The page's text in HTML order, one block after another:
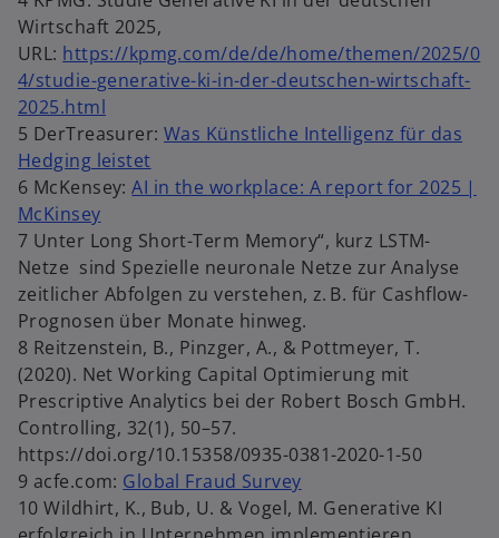
Wirtschaft 2025,
URL: https://kpmg.com/de/de/home/themen/2025/0
4/studie-generative-ki-in-der-deutschen-wirtschaft-
2025.html
5 DerTreasurer:Was Künstliche Intelligenz für das
Hedging leistet
6 McKensey:AI in the workplace: A report for 2025 |
McKinsey
7 Unter Long Short-Term Memory“, kurz LSTM-
Netze sind Spezielle neuronale Netze zur Analyse
zeitlicher Abfolgen zu verstehen, z. B. für Cashflow-
Prognosen über Monate hinweg.
8 Reitzenstein, B., Pinzger, A., & Pottmeyer, T.
(2020). Net Working Capital Optimierung mit
Prescriptive Analytics bei der Robert Bosch GmbH.
Controlling, 32(1), 50–57.
https://doi.org/10.15358/0935-0381-2020-1-50
9 acfe.com: Global Fraud Survey
10 Wildhirt, K., Bub, U. & Vogel, M. Generative KI